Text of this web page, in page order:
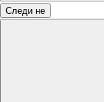
Следи не